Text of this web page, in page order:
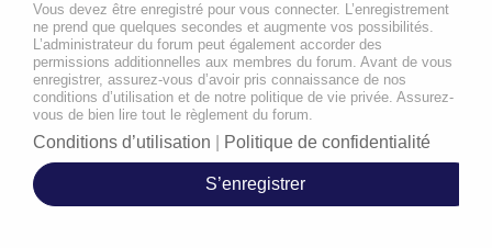
Vous devez être enregistré pour vous connecter. L’enregistrement
ne prend que quelques secondes et augmente vos possibilités.
L’administrateur du forum peut également accorder des
permissions additionnelles aux membres du forum. Avant de vous
enregistrer, assurez-vous d’avoir pris connaissance de nos
conditions d’utilisation et de notre politique de vie privée. Assurez-
vous de bien lire tout le règlement du forum.
Conditions d’utilisation Politique de confidentialité
S’enregistrer